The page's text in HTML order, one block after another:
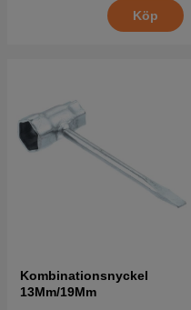
Köp
Kombinationsnyckel
13Mm/19Mm